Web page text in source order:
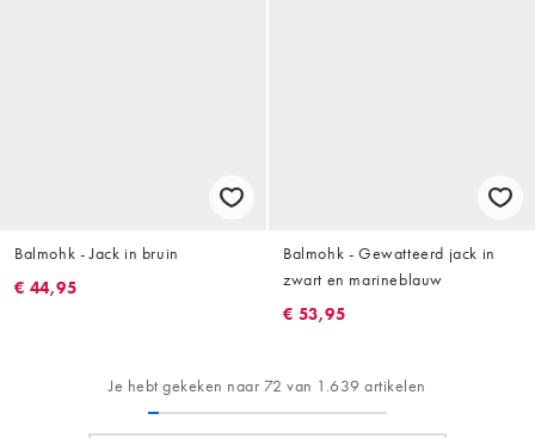
Balmohk - Jack in bruin
€ 44,95
Balmohk - Gewatteerd jack in
zwart en marineblauw
€ 53,95
Je hebt gekeken naar 72 van 1.639 artikelen